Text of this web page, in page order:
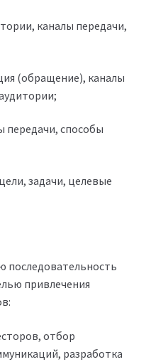
каналы передачи,
(обращение), каналы
передачи, способы
задачи, целевые
последовательность
привлечения
отбор
разработка